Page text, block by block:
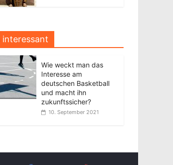
interessant
Wie weckt man das
Interesse am
deutschen Basketball
und macht ihn
zukunftssicher?
10. September 2021